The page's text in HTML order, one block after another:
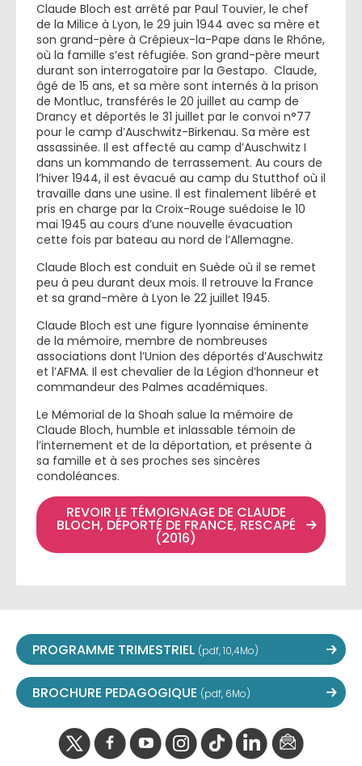
Claude Bloch est arrêté par Paul Touvier, le chef
de la Milice à Lyon, le 29 juin 1944 avec sa mère et
son grand-père à Crépieux-la-Pape dans le Rhône,
où la famille s’est réfugiée. Son grand-père meurt
durant son interrogatoire par la Gestapo. Claude,
âgé de 15 ans, et sa mère sont internés à la prison
de Montluc, transférés le 20 juillet au camp de
Drancy et déportés le 31 juillet par le convoi n°77
pour le camp d’Auschwitz-Birkenau. Sa mère est
assassinée. Il est affecté au camp d’Auschwitz I
dans un kommando de terrassement. Au cours de
l’hiver 1944, il est évacué au camp du Stutthof où il
travaille dans une usine. Il est finalement libéré et
pris en charge par la Croix-Rouge suédoise le 10
mai 1945 au cours d’une nouvelle évacuation
cette fois par bateau au nord de l’Allemagne.
Claude Bloch est conduit en Suède où il se remet
peu à peu durant deux mois. Il retrouve la France
et sa grand-mère à Lyon le 22 juillet 1945.
Claude Bloch est une figure lyonnaise éminente
de la mémoire, membre de nombreuses
associations dont l’Union des déportés d’Auschwitz
et l’AFMA. Il est chevalier de la Légion d’honneur et
commandeur des Palmes académiques.
Le Mémorial de la Shoah salue la mémoire de
Claude Bloch, humble et inlassable témoin de
l’internement et de la déportation, et présente à
sa famille et à ses proches ses sincères
condoléances.
REVOIR LE TÉMOIGNAGE DE CLAUDE
BLOCH, DÉPORTÉ DE FRANCE, RESCAPÉ
(2016)
PROGRAMME TRIMESTRIEL (pdf, 10,4Mo)
BROCHURE PEDAGOGIQUE (pdf, 6Mo)